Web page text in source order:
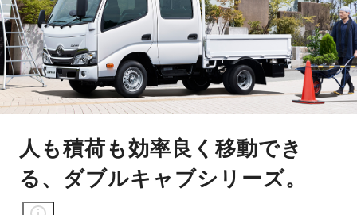
人も積荷も効率良く移動でき
る、ダブルキャブシリーズ。